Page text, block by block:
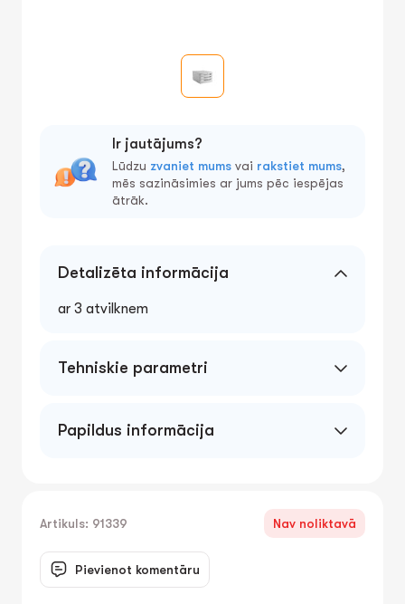
Ir jautājums?
Lūdzu zvaniet mums vai rakstiet mums,
mēs sazināsimies ar jums pēc iespējas
ātrāk.
Detalizēta informācija
ar 3 atvilknem
Tehniskie parametri
Papildus informācija
Artikuls: 91339 Nav noliktavā
Pievienot komentāru